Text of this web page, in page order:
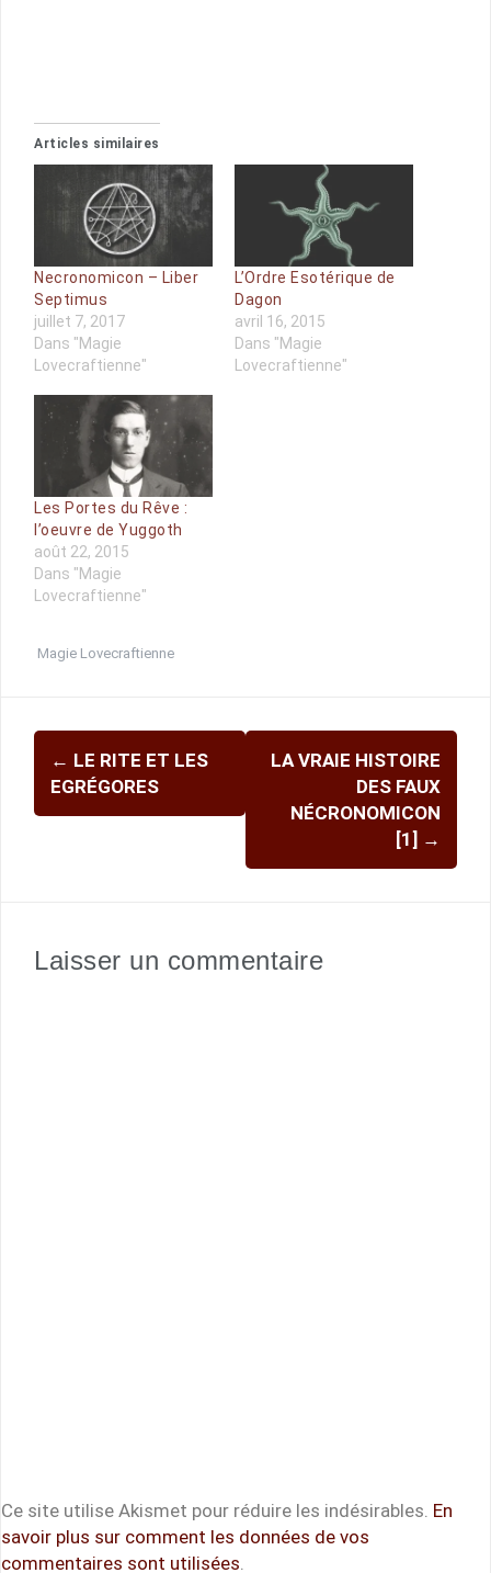
Articles similaires
Necronomicon – Liber
Septimus
juillet 7, 2017
Dans "Magie
Lovecraftienne"
L’Ordre Esotérique de
Dagon
avril 16, 2015
Dans "Magie
Lovecraftienne"
Les Portes du Rêve :
l’oeuvre de Yuggoth
août 22, 2015
Dans "Magie
Lovecraftienne"
Magie Lovecraftienne
Navigation
d'article
← LE RITE ET LES
EGRÉGORES
LA VRAIE HISTOIRE
DES FAUX
NÉCRONOMICON
[1] →
Laisser un commentaire
Ce site utilise Akismet pour réduire les indésirables. En
savoir plus sur comment les données de vos
commentaires sont utilisées